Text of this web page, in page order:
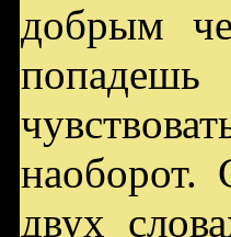
добрым
наоборот.
двух